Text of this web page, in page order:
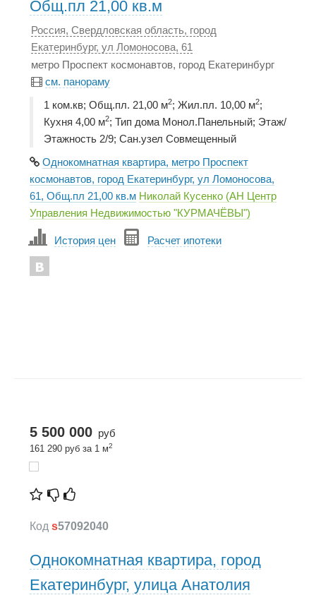
Общ.пл 21,00 кв.м
Россия, Свердловская область, город
Екатеринбург, ул Ломоносова, 61
метро Проспект космонавтов, город Екатеринбург
см. панораму
1 ком.кв; Общ.пл. 21,00 м2; Жил.пл. 10,00 м2;
Кухня 4,00 м2; Тип дома Монол.Панельный; Этаж/
Этажность 2/9; Сан.узел Совмещенный
Однокомнатная квартира, метро Проспект
космонавтов, город Екатеринбург, ул Ломоносова,
61, Общ.пл 21,00 кв.м Николай Кусенко (АН Центр
Управления Недвижимостью "КУРМАЧЁВЫ")
История цен Расчет ипотеки
5 500 000 руб
161 290 руб за 1 м2
Код s57092040
Однокомнатная квартира, город
Екатеринбург, улица Анатолия